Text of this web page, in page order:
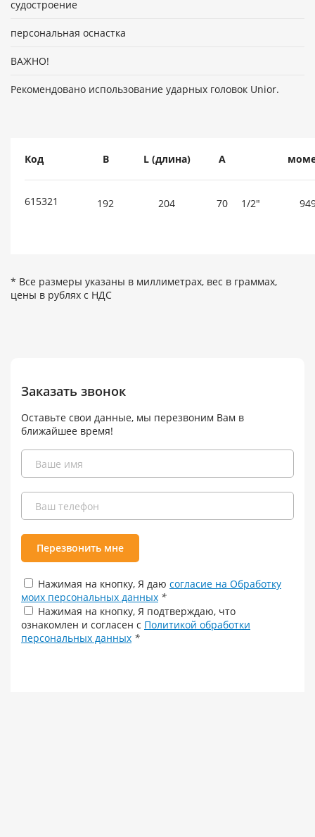
судостроение
персональная оснастка
ВАЖНО!
Рекомендовано использование ударных головок Unior.
Код B L (длина) A
615321 192 204 70 1/2"
* Все размеры указаны в миллиметрах, вес в граммах,
цены в рублях с НДС
Заказать звонок
Оставьте свои данные, мы перезвоним Вам в
ближайшее время!
Перезвонить мне
Нажимая на кнопку, Я даю согласие на Обработку
моих персональных данных *
Нажимая на кнопку, Я подтверждаю, что
ознакомлен и согласен с Политикой обработки
персональных данных *